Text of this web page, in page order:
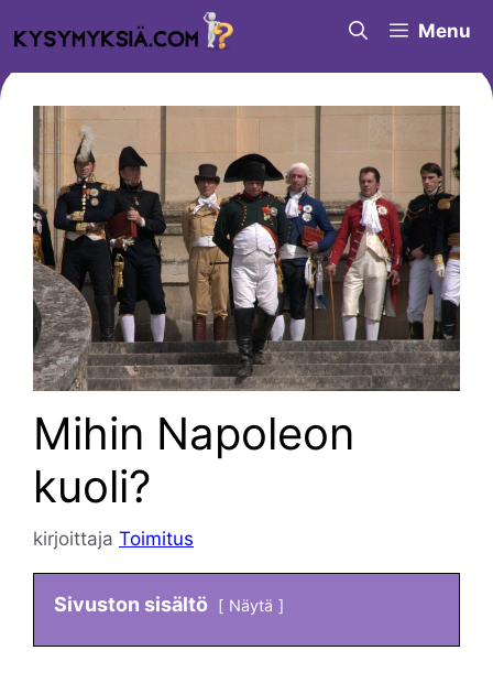
sisältöön
Menu
Mihin Napoleon
kuoli?
kirjoittaja Toimitus
Sivuston sisältö Näytä